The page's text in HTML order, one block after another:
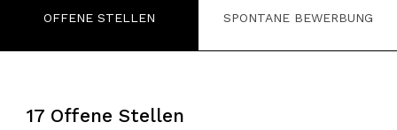
OFFENE STELLEN SPONTANE BEWERBUNG
17 Offene Stellen